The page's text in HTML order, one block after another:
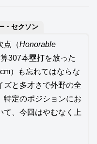
・セクソン
点（Honorable
307本塁打を放った
）も忘れてはならな
ズと多才さで外野の全
特定のポジションにお
て、今回はやむなく上